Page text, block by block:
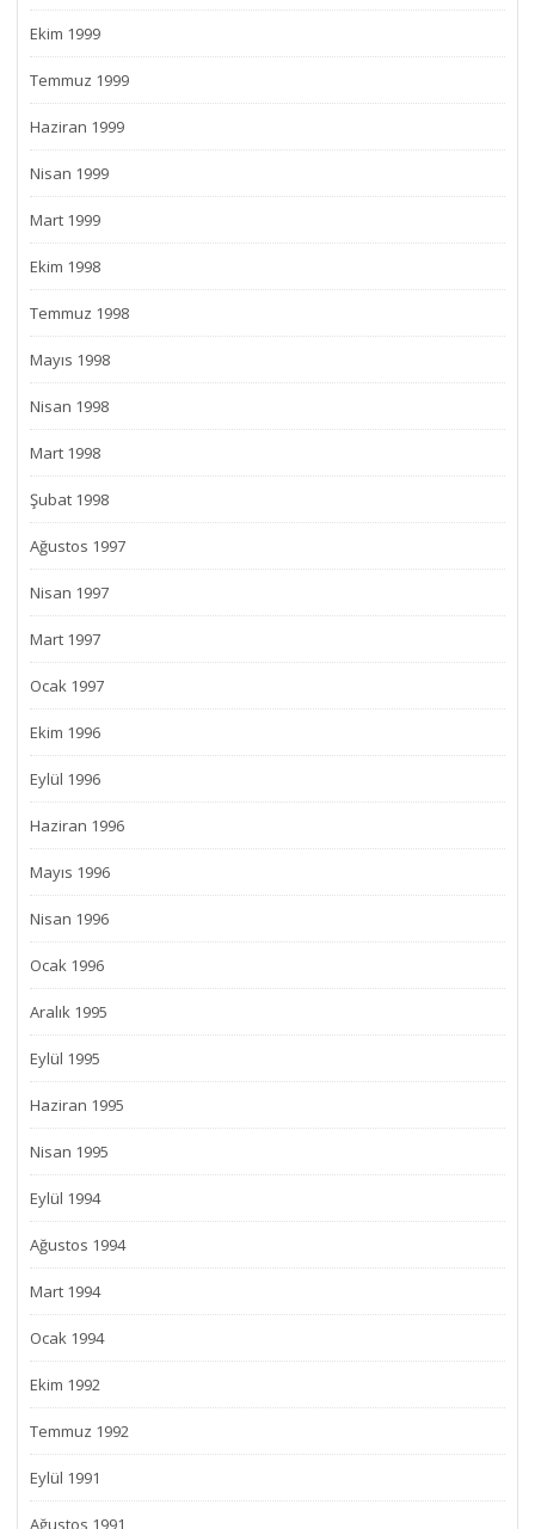
Ekim 1999
Temmuz 1999
Haziran 1999
Nisan 1999
Mart 1999
Ekim 1998
Temmuz 1998
Mayıs 1998
Nisan 1998
Mart 1998
Şubat 1998
Ağustos 1997
Nisan 1997
Mart 1997
Ocak 1997
Ekim 1996
Eylül 1996
Haziran 1996
Mayıs 1996
Nisan 1996
Ocak 1996
Aralık 1995
Eylül 1995
Haziran 1995
Nisan 1995
Eylül 1994
Ağustos 1994
Mart 1994
Ocak 1994
Ekim 1992
Temmuz 1992
Eylül 1991
Ağustos 1991